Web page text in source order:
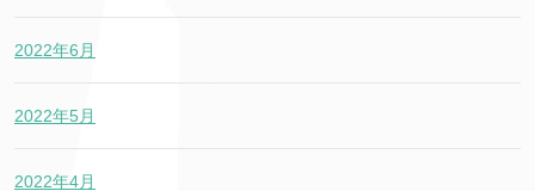
2022年6月
2022年5月
2022年4月